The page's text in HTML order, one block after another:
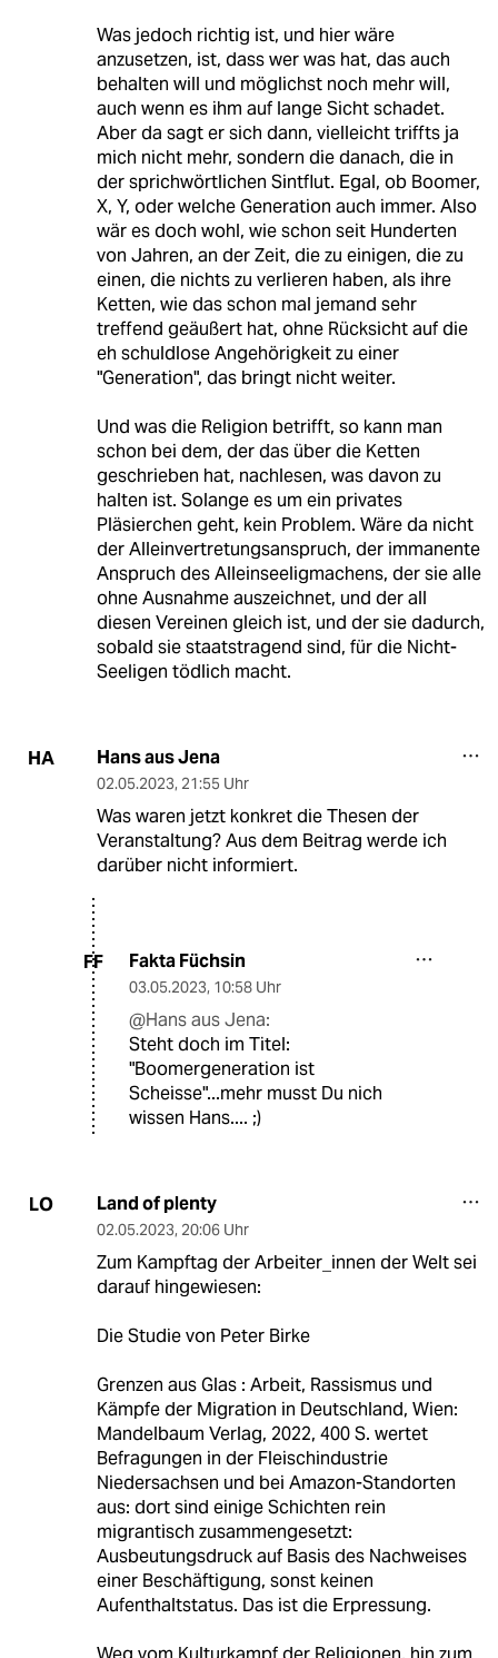
Was jedoch richtig ist, und hier wäre
anzusetzen, ist, dass wer was hat, das auch
behalten will und möglichst noch mehr will,
auch wenn es ihm auf lange Sicht schadet.
Aber da sagt er sich dann, vielleicht triffts ja
mich nicht mehr, sondern die danach, die in
der sprichwörtlichen Sintflut. Egal, ob Boomer,
X, Y, oder welche Generation auch immer. Also
wär es doch wohl, wie schon seit Hunderten
von Jahren, an der Zeit, die zu einigen, die zu
einen, die nichts zu verlieren haben, als ihre
Ketten, wie das schon mal jemand sehr
treffend geäußert hat, ohne Rücksicht auf die
eh schuldlose Angehörigkeit zu einer
"Generation", das bringt nicht weiter.
Und was die Religion betrifft, so kann man
schon bei dem, der das über die Ketten
geschrieben hat, nachlesen, was davon zu
halten ist. Solange es um ein privates
Pläsierchen geht, kein Problem. Wäre da nicht
der Alleinvertretungsanspruch, der immanente
Anspruch des Alleinseeligmachens, der sie alle
ohne Ausnahme auszeichnet, und der all
diesen Vereinen gleich ist, und der sie dadurch,
sobald sie staatstragend sind, für die Nicht-
Seeligen tödlich macht.
HA Hans aus Jena
02.05.2023, 21:55 Uhr
Was waren jetzt konkret die Thesen der
Veranstaltung? Aus dem Beitrag werde ich
darüber nicht informiert.
FF Fakta Füchsin
03.05.2023, 10:58 Uhr
@Hans aus Jena:
Steht doch im Titel:
"Boomergeneration ist
Scheisse"...mehr musst Du nich
wissen Hans.... ;)
LO Land of plenty
02.05.2023, 20:06 Uhr
Zum Kampftag der Arbeiter_innen der Welt sei
darauf hingewiesen:
Die Studie von Peter Birke
Grenzen aus Glas : Arbeit, Rassismus und
Kämpfe der Migration in Deutschland, Wien:
Mandelbaum Verlag, 2022, 400 S. wertet
Befragungen in der Fleischindustrie
Niedersachsen und bei Amazon-Standorten
aus: dort sind einige Schichten rein
migrantisch zusammengesetzt:
Ausbeutungsdruck auf Basis des Nachweises
einer Beschäftigung, sonst keinen
Aufenthaltstatus. Das ist die Erpressung.